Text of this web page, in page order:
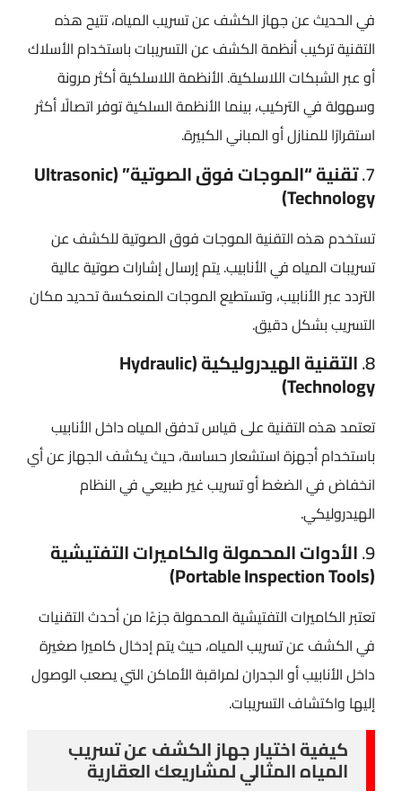
في الحديث عن جهاز الكشف عن تسريب المياه، تتيح هذه
التقنية تركيب أنظمة الكشف عن التسريبات باستخدام الأسلاك
أو عبر الشبكات اللاسلكية. الأنظمة اللاسلكية أكثر مرونة
وسهولة في التركيب، بينما الأنظمة السلكية توفر اتصالًا أكثر
استقرارًا للمنازل أو المباني الكبيرة.
7. تقنية “الموجات فوق الصوتية” (Ultrasonic
Technology)
تستخدم هذه التقنية الموجات فوق الصوتية للكشف عن
تسريبات المياه في الأنابيب. يتم إرسال إشارات صوتية عالية
التردد عبر الأنابيب، وتستطيع الموجات المنعكسة تحديد مكان
التسريب بشكل دقيق.
8. التقنية الهيدروليكية (Hydraulic
Technology)
تعتمد هذه التقنية على قياس تدفق المياه داخل الأنابيب
باستخدام أجهزة استشعار حساسة، حيث يكشف الجهاز عن أي
انخفاض في الضغط أو تسريب غير طبيعي في النظام
الهيدروليكي.
9. الأدوات المحمولة والكاميرات التفتيشية
(Portable Inspection Tools)
تعتبر الكاميرات التفتيشية المحمولة جزءًا من أحدث التقنيات
في الكشف عن تسريب المياه، حيث يتم إدخال كاميرا صغيرة
داخل الأنابيب أو الجدران لمراقبة الأماكن التي يصعب الوصول
إليها واكتشاف التسريبات.
كيفية اختيار جهاز الكشف عن تسريب
المياه المثالي لمشاريعك العقارية